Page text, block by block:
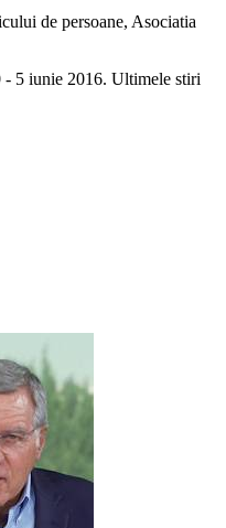
de persoane, Asociatia
- 5 iunie 2016. Ultimele stiri